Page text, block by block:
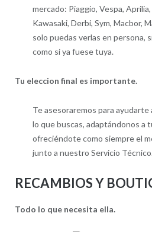
mercado: Piaggio, Vespa,
Kawasaki, Derbi, Sym, Macbor,
solo puedas verlas en persona,
como si ya fuese tuya.
Tu eleccion final es importante.
Te asesoraremos para
lo que buscas, adaptándonos a
ofreciéndote como siempre el
junto a nuestro Servicio Técnico.
RECAMBIOS Y
Todo lo que necesita ella.